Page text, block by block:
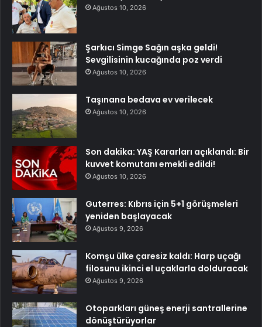
Ağustos 10, 2026
Şarkıcı Simge Sağın aşka geldi!
Sevgilisinin kucağında poz verdi
Ağustos 10, 2026
Taşınana bedava ev verilecek
Ağustos 10, 2026
Son dakika: YAŞ Kararları açıklandı: Bir
kuvvet komutanı emekli edildi!
Ağustos 10, 2026
Guterres: Kıbrıs için 5+1 görüşmeleri
yeniden başlayacak
Ağustos 9, 2026
Komşu ülke çaresiz kaldı: Harp uçağı
filosunu ikinci el uçaklarla dolduracak
Ağustos 9, 2026
Otoparkları güneş enerji santrallerine
dönüştürüyorlar